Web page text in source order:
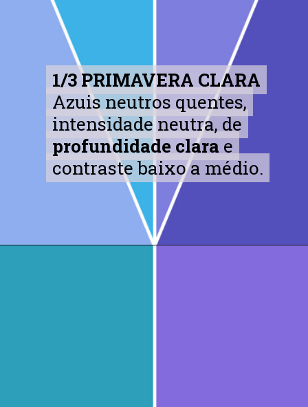
1/3 PRIMAVERA CLARA
Azuis neutros quentes,
intensidade neutra, de
profundidade clarae
contraste baixo a médio.
1/3 PRIMAVERA CLARA
Azuis neutros quentes,
intensidade neutra, de
profundidade clarae
contraste baixo a médio.